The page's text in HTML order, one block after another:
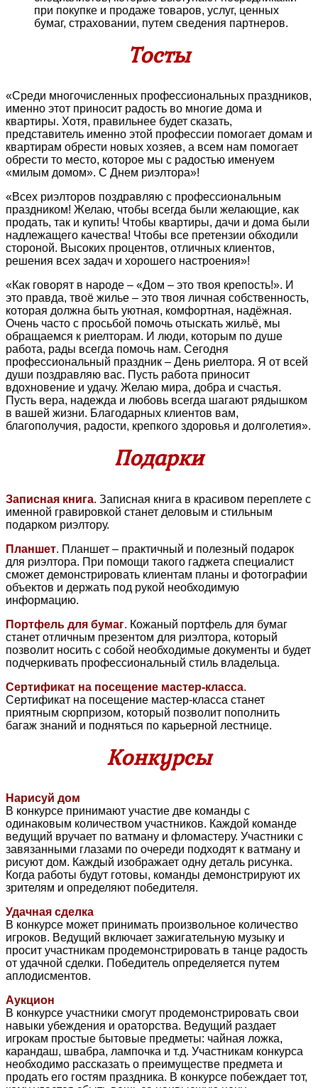
при покупке и продаже товаров, услуг, ценных
бумаг, страховании, путем сведения партнеров.
Тосты
«Среди многочисленных профессиональных праздников,
именно этот приносит радость во многие дома и
квартиры. Хотя, правильнее будет сказать,
представитель именно этой профессии помогает домам и
квартирам обрести новых хозяев, а всем нам помогает
обрести то место, которое мы с радостью именуем
«милым домом». С Днем риэлтора»!
«Всех риэлторов поздравляю с профессиональным
праздником! Желаю, чтобы всегда были желающие, как
продать, так и купить! Чтобы квартиры, дачи и дома были
надлежащего качества! Чтобы все претензии обходили
стороной. Высоких процентов, отличных клиентов,
решения всех задач и хорошего настроения»!
«Как говорят в народе – «Дом – это твоя крепость!». И
это правда, твоё жилье – это твоя личная собственность,
которая должна быть уютная, комфортная, надёжная.
Очень часто с просьбой помочь отыскать жильё, мы
обращаемся к риелторам. И люди, которым по душе
работа, рады всегда помочь нам. Сегодня
профессиональный праздник – День риелтора. Я от всей
души поздравляю вас. Пусть работа приносит
вдохновение и удачу. Желаю мира, добра и счастья.
Пусть вера, надежда и любовь всегда шагают рядышком
в вашей жизни. Благодарных клиентов вам,
благополучия, радости, крепкого здоровья и долголетия».
Подарки
Записная книга. Записная книга в красивом переплете с
именной гравировкой станет деловым и стильным
подарком риэлтору.
Планшет. Планшет – практичный и полезный подарок
для риэлтора. При помощи такого гаджета специалист
сможет демонстрировать клиентам планы и фотографии
объектов и держать под рукой необходимую
информацию.
Портфель для бумаг. Кожаный портфель для бумаг
станет отличным презентом для риэлтора, который
позволит носить с собой необходимые документы и будет
подчеркивать профессиональный стиль владельца.
Сертификат на посещение мастер-класса.
Сертификат на посещение мастер-класса станет
приятным сюрпризом, который позволит пополнить
багаж знаний и подняться по карьерной лестнице.
Конкурсы
Нарисуй дом
В конкурсе принимают участие две команды с
одинаковым количеством участников. Каждой команде
ведущий вручает по ватману и фломастеру. Участники с
завязанными глазами по очереди подходят к ватману и
рисуют дом. Каждый изображает одну деталь рисунка.
Когда работы будут готовы, команды демонстрируют их
зрителям и определяют победителя.
Удачная сделка
В конкурсе может принимать произвольное количество
игроков. Ведущий включает зажигательную музыку и
просит участникам продемонстрировать в танце радость
от удачной сделки. Победитель определяется путем
аплодисментов.
Аукцион
В конкурсе участники смогут продемонстрировать свои
навыки убеждения и ораторства. Ведущий раздает
игрокам простые бытовые предметы: чайная ложка,
карандаш, швабра, лампочка и т.д. Участникам конкурса
необходимо рассказать о преимуществе предмета и
продать его гостям праздника. В конкурсе побеждает тот,